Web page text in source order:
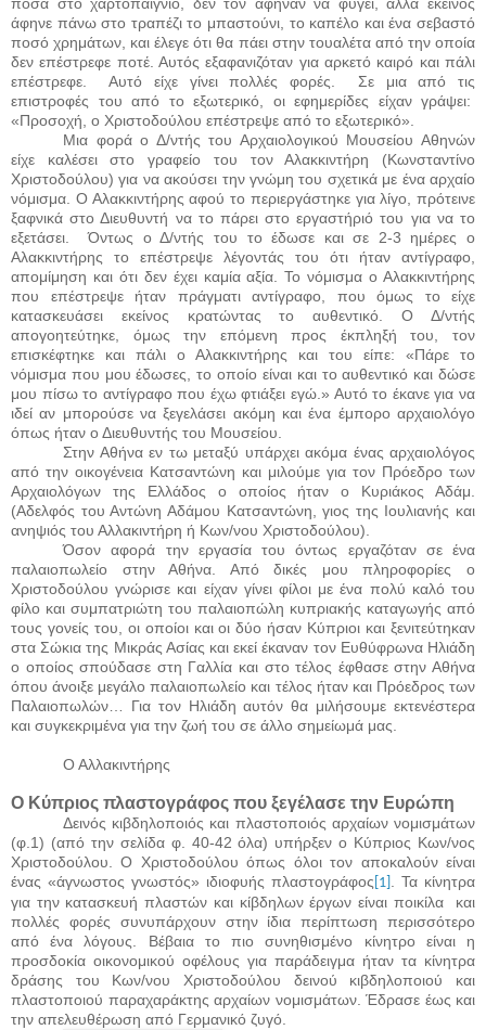
άφηνε πάνω στο τραπέζι το μπαστούνι, το καπέλο και ένα σεβαστό
ποσό χρημάτων, και έλεγε ότι θα πάει στην τουαλέτα από την οποία
δεν επέστρεφε ποτέ. Αυτός εξαφανιζόταν για αρκετό καιρό και πάλι
επέστρεφε.
Αυτό είχε γίνει πολλές φορές.
Σε μια από τις
επιστροφές του από το εξωτερικό, οι εφημερίδες είχαν γράψει:
«Προσοχή, ο Χριστοδούλου επέστρεψε από το εξωτερικό».
Μια φορά ο Δ/ντής του Αρχαιολογικού Μουσείου Αθηνών
είχε καλέσει στο γραφείο του τον Αλακκιντήρη (Κωνσταντίνο
Χριστοδούλου) για να ακούσει την γνώμη του σχετικά με ένα αρχαίο
νόμισμα. Ο Αλακκιντήρης αφού το περιεργάστηκε για λίγο, πρότεινε
ξαφνικά στο Διευθυντή να το πάρει στο εργαστήριό του για να το
εξετάσει.
Όντως ο Δ/ντής του το έδωσε και σε 2-3 ημέρες ο
Αλακκιντήρης το επέστρεψε λέγοντάς του ότι ήταν αντίγραφο,
απομίμηση και ότι δεν έχει καμία αξία. Το νόμισμα ο Αλακκιντήρης
που επέστρεψε ήταν πράγματι αντίγραφο, που όμως το είχε
κατασκευάσει εκείνος κρατώντας το αυθεντικό. Ο Δ/ντής
απογοητεύτηκε, όμως την επόμενη προς έκπληξή του, τον
επισκέφτηκε και πάλι ο Αλακκιντήρης και του είπε: «Πάρε το
νόμισμα που μου έδωσες, το οποίο είναι και το αυθεντικό και δώσε
μου πίσω το αντίγραφο που έχω φτιάξει εγώ.» Αυτό το έκανε για να
ιδεί αν μπορούσε να ξεγελάσει ακόμη και ένα έμπορο αρχαιολόγο
όπως ήταν ο Διευθυντής του Μουσείου.
Στην Αθήνα εν τω μεταξύ υπάρχει ακόμα ένας αρχαιολόγος
από την οικογένεια Κατσαντώνη και μιλούμε για τον Πρόεδρο των
Αρχαιολόγων της Ελλάδος ο οποίος ήταν ο Κυριάκος Αδάμ.
(Αδελφός του Αντώνη Αδάμου Κατσαντώνη, γιος της Ιουλιανής και
ανηψιός του Αλλακιντήρη ή Κων/νου Χριστοδούλου).
Όσον αφορά την εργασία του όντως εργαζόταν σε ένα
παλαιοπωλείο στην Αθήνα. Από δικές μου πληροφορίες ο
Χριστοδούλου γνώρισε και είχαν γίνει φίλοι με ένα πολύ καλό του
φίλο και συμπατριώτη του παλαιοπώλη κυπριακής καταγωγής από
τους γονείς του, οι οποίοι και οι δύο ήσαν Κύπριοι και ξενιτεύτηκαν
στα Σώκια της Μικράς Ασίας και εκεί έκαναν τον Ευθύφρωνα Ηλιάδη
ο οποίος σπούδασε στη Γαλλία και στο τέλος έφθασε στην Αθήνα
όπου άνοιξε μεγάλο παλαιοπωλείο και τέλος ήταν και Πρόεδρος των
Παλαιοπωλών… Για τον Ηλιάδη αυτόν θα μιλήσουμε εκτενέστερα
και συγκεκριμένα για την ζωή του σε άλλο σημείωμά μας.
Ο Αλλακιντήρης
Ο Κύπριος πλαστογράφος που ξεγέλασε την Ευρώπη
Δεινός κιβδηλοποιός και πλαστοποιός αρχαίων νομισμάτων
(φ.1) (από την σελίδα φ. 40-42 όλα) υπήρξεν ο Κύπριος Κων/νος
Χριστοδούλου. Ο Χριστοδούλου όπως όλοι τον αποκαλούν είναι
ένας «άγνωστος γνωστός» ιδιοφυής πλαστογράφος [1]
. Τα κίνητρα
για την κατασκευή πλαστών και κίβδηλων έργων είναι ποικίλα
και
πολλές φορές συνυπάρχουν στην ίδια περίπτωση περισσότερο
από ένα λόγους. Βέβαια το πιο συνηθισμένο κίνητρο είναι η
προσδοκία οικονομικού οφέλους για παράδειγμα ήταν τα κίνητρα
δράσης του Κων/νου Χριστοδούλου δεινού κιβδηλοποιού και
πλαστοποιού παραχαράκτης αρχαίων νομισμάτων. Έδρασε έως και
την απελευθέρωση από Γερμανικό ζυγό.